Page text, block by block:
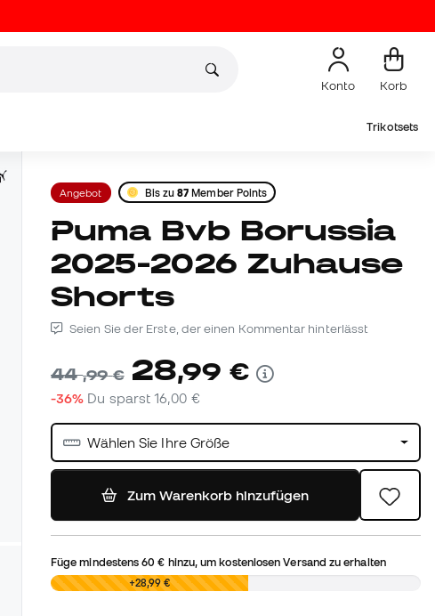
Konto Korb
Trikotsets
Angebot Bis zu87 Member Points
Puma Bvb Borussia
2025-2026 Zuhause
Shorts
Seien Sie der Erste, der einen Kommentar hinterlässt
44,99 € 28,99 €
-36% Du sparst16,00 €
Wählen Sie Ihre Größe
Zum Warenkorb hinzufügen
Füge mindestens60 € hinzu, um kostenlosen Versand zu erhalten
0,00 € +28,99 €